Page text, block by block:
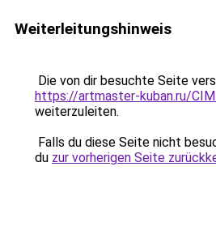
Weiterleitungshinweis
Die von dir besuchte Seite
https://artmaster-kuban.ru/
weiterzuleiten.
Falls du diese Seite nicht
du zur vorherigen Seite